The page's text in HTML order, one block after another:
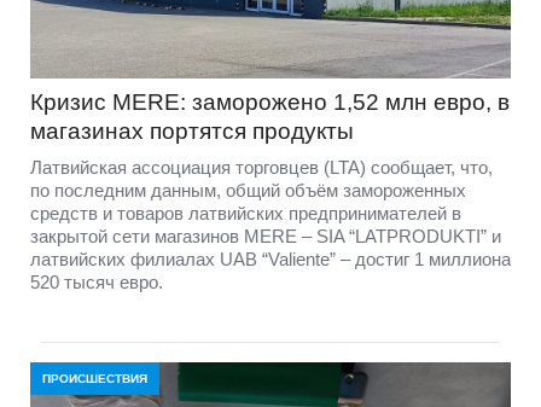
Кризис MERE: заморожено 1,52 млн евро, в
магазинах портятся продукты
Латвийская ассоциация торговцев (LTA) сообщает, что,
по последним данным, общий объём замороженных
средств и товаров латвийских предпринимателей в
закрытой сети магазинов MERE – SIA “LATPRODUKTI” и
латвийских филиалах UAB “Valiente” – достиг 1 миллиона
520 тысяч евро.
ПРОИСШЕСТВИЯ